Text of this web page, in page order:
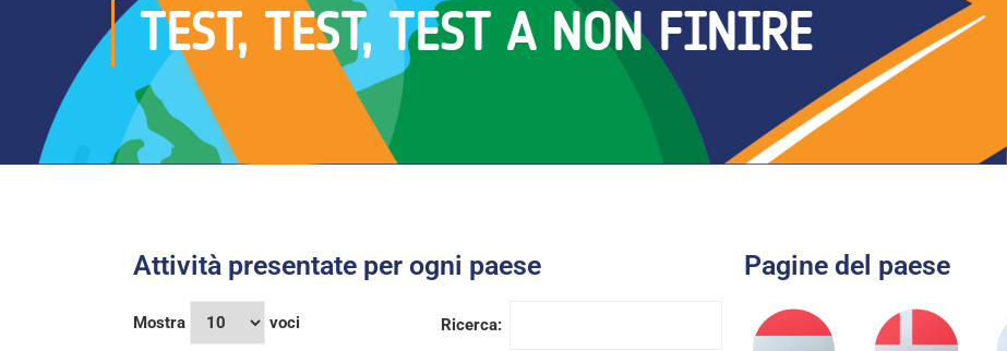
TEST, TEST, TEST A NON FINIRE
Attività presentate per ogni paese Pagine del paese
Mostra voci Ricerca: